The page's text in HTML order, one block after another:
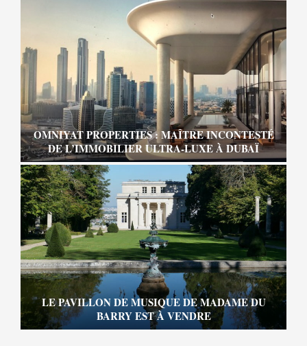
OMNIYAT PROPERTIES : MAÎTRE INCONTESTÉ
DE L’IMMOBILIER ULTRA-LUXE À DUBAÏ
LE PAVILLON DE MUSIQUE DE MADAME DU
BARRY EST À VENDRE